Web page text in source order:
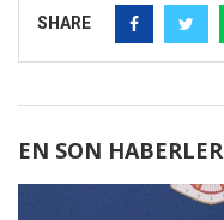
SHARE
EN SON HABERLER